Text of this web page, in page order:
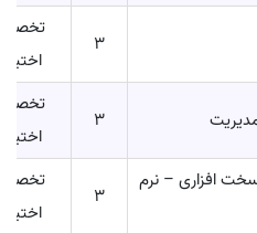
3
3
افزاری – نرم
3